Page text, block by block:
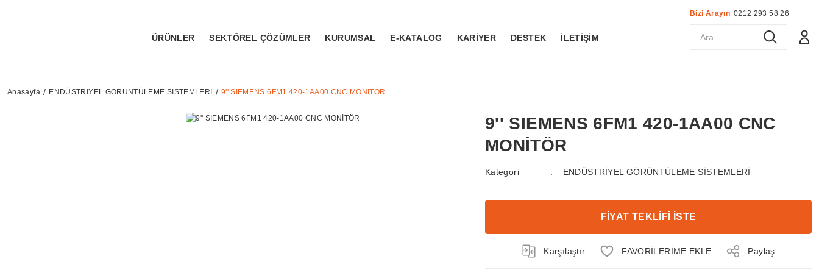
ÜRÜNLER SEKTÖREL ÇÖZÜMLER KURUMSAL E-KATALOG KARİYER DESTEK İLETİŞİM
Bizi Arayın 0212 293 58 26
Anasayfa ENDÜSTRİYEL GÖRÜNTÜLEME SİSTEMLERİ 9'' SIEMENS 6FM1 420-1AA00 CNC MONİTÖR
9'' SIEMENS 6FM1 420-1AA00 CNC
MONİTÖR
Kategori ENDÜSTRİYEL GÖRÜNTÜLEME SİSTEMLERİ
FİYAT TEKLİFİ İSTE
Karşılaştır Paylaş